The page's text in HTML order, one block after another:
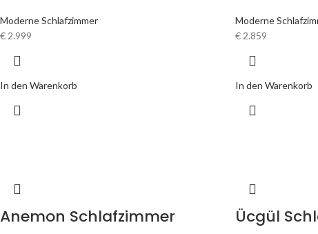
Moderne Schlafzimmer
€ 2.999
In den Warenkorb
Moderne
€ 2.859
In den Warenkorb
Anemon Schlafzimmer Ücgül